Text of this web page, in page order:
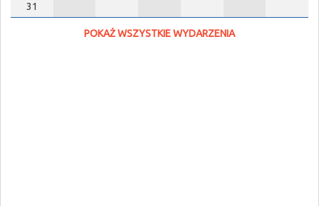
31
POKAŻ WSZYSTKIE WYDARZENIA